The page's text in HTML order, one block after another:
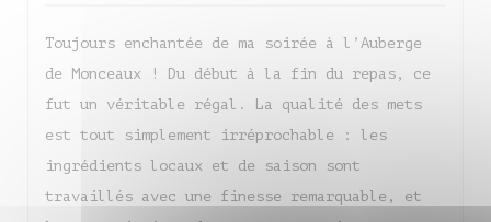
Toujours enchantée de ma soirée à l’Auberge
de Monceaux ! Du début à la fin du repas, ce
fut un véritable régal. La qualité des mets
est tout simplement irréprochable : les
ingrédients locaux et de saison sont
travaillés avec une finesse remarquable, et